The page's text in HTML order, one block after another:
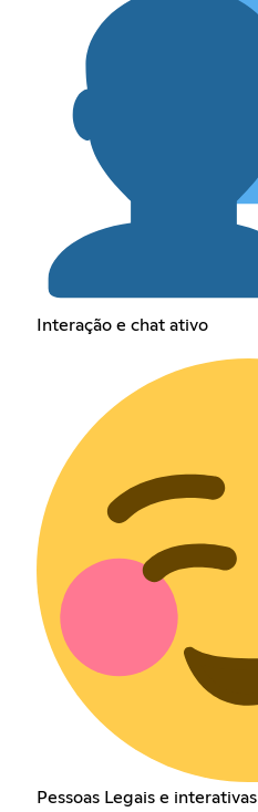
Interação e chat ativo
Pessoas Legais e interativas